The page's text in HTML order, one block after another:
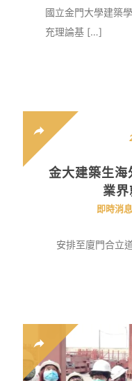
國立金門大學建築
充理論基 […]
金大建築生海
業
即時消息
安排至廈門合立